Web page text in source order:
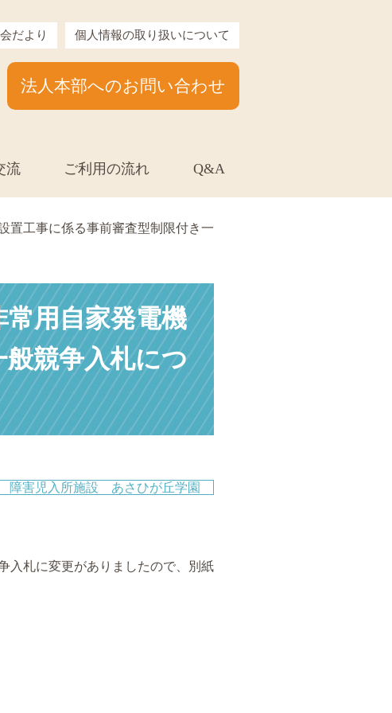
だより 個人情報の取り扱いについて
法人本部へのお問い合わせ
流 ご利用の流れ Q&A
置工事に係る事前審査型制限付き一
用自家発電機
競争入札につ
障害児入所施設 あさひが丘学園
入札に変更がありましたので、別紙